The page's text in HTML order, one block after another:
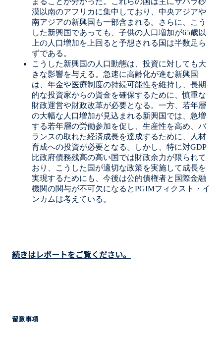
漠以南のアフリカに集中しており、中央アジアや
南アジアの新興国も一部含まれる。さらに、こう
した新興国であっても、子供の人口増加が65歳以
上の人口増加を上回ると予想される国は半数足ら
ずである。
こうした新興国の人口動態は、投資に対しても大
きな影響を与える。急速に高齢化が進む新興国
は、年金や医療制度の持続可能性を維持し、長期
的な投資家からの資金を確保するために、慎重な
財政運営や財政改革が必要となる。一方、若年層
の大幅な人口増加が見込まれる新興国では、急増
する若年層の労働参加を促し、生産性を高め、バ
ランスの取れた経済成長を達成するために、人材
育成への投資が必要となる。しかし、特に対GDP
比政府債務残高の高い国では財政余力が限られて
おり、こうした国が適切な政策を実施して成長を
実現するためにも、今後は公的債権者と国際金融
機関の関与が不可欠になるとPGIMフィクスト・イ
ンカムは考えている。
続きはレポートをご覧ください。
留意事項